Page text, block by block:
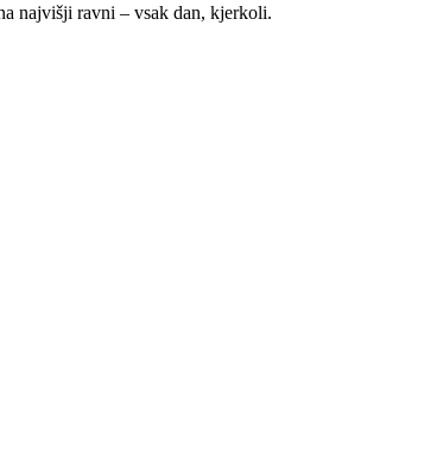
najvišji ravni – vsak dan, kjerkoli.